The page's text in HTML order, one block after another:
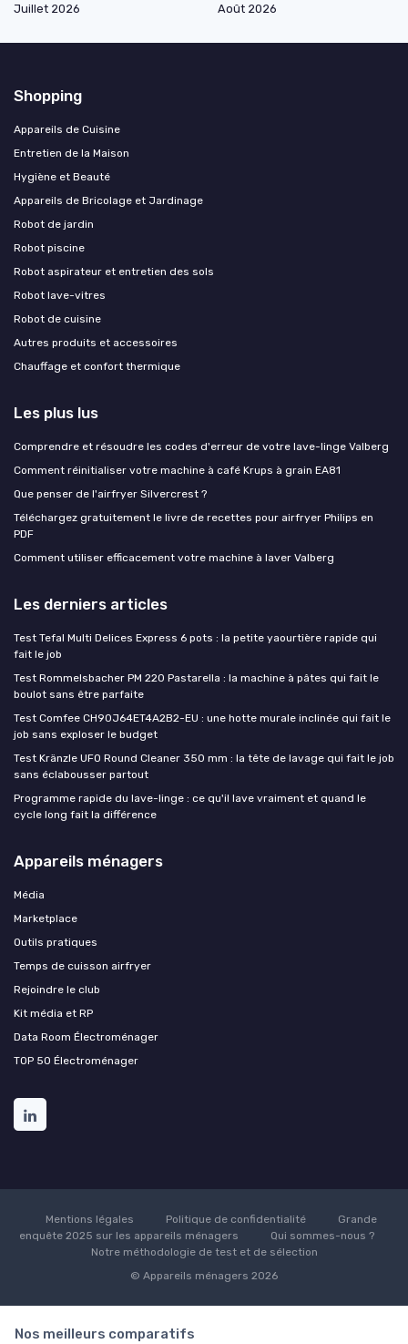
Juillet 2026
Août 2026
Shopping
Appareils de Cuisine
Entretien de la Maison
Hygiène et Beauté
Appareils de Bricolage et Jardinage
Robot de jardin
Robot piscine
Robot aspirateur et entretien des sols
Robot lave-vitres
Robot de cuisine
Autres produits et accessoires
Chauffage et confort thermique
Les plus lus
Comprendre et résoudre les codes d'erreur de votre lave-linge Valberg
Comment réinitialiser votre machine à café Krups à grain EA81
Que penser de l'airfryer Silvercrest ?
Téléchargez gratuitement le livre de recettes pour airfryer Philips en
PDF
Comment utiliser efficacement votre machine à laver Valberg
Les derniers articles
Test Tefal Multi Delices Express 6 pots : la petite yaourtière rapide qui
fait le job
Test Rommelsbacher PM 220 Pastarella : la machine à pâtes qui fait le
boulot sans être parfaite
Test Comfee CH90J64ET4A2B2-EU : une hotte murale inclinée qui fait le
job sans exploser le budget
Test Kränzle UFO Round Cleaner 350 mm : la tête de lavage qui fait le job
sans éclabousser partout
Programme rapide du lave-linge : ce qu'il lave vraiment et quand le
cycle long fait la différence
Appareils ménagers
Média
Marketplace
Outils pratiques
Temps de cuisson airfryer
Rejoindre le club
Kit média et RP
Data Room Électroménager
TOP 50 Électroménager
Mentions légales Politique de confidentialité
Grande
enquête 2025 sur les appareils ménagers
Qui sommes-nous ?
Notre méthodologie de test et de sélection
© Appareils ménagers 2026
Nos meilleurs comparatifs